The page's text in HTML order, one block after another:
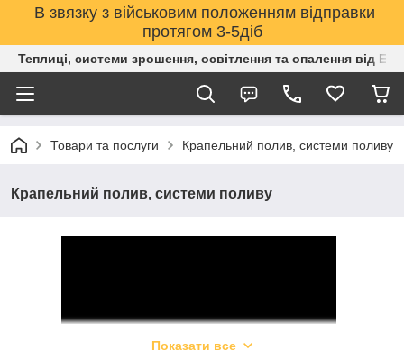
В звязку з військовим положенням відправки
протягом 3-5діб
Теплиці, системи зрошення, освітлення та опалення від
Товари та послуги Крапельний полив, системи поливу
Крапельний полив, системи поливу
Показати все